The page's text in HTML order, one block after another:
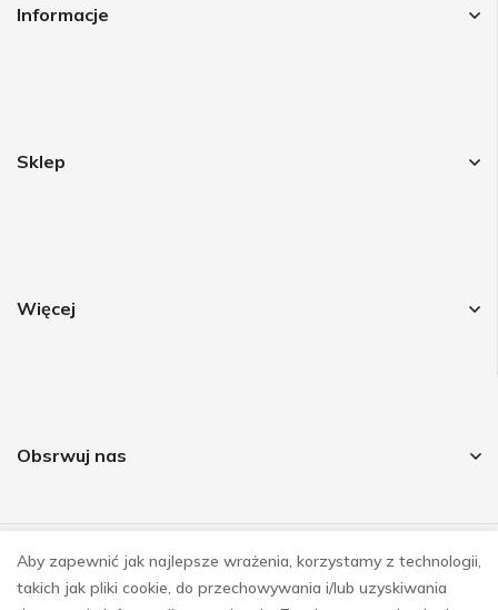
Informacje
Sklep
Więcej
Obsrwuj nas
© COPYRIGHT 2023
REALIZACJAE-SKLEPY INVESTNET
Aby zapewnić jak najlepsze wrażenia, korzystamy z technologii,
takich jak pliki cookie, do przechowywania i/lub uzyskiwania